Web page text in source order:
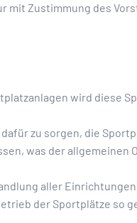
mit Zustimmung des
wird diese
zu sorgen, die
was der allgemeinen
aller
der Sportplätze so